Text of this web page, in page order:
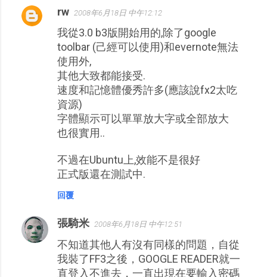
rw 2008年6月18日 中午12:12
我從3.0 b3版開始用的,除了google
toolbar (己經可以使用)和evernote無法
使用外,
其他大致都能接受.
速度和記憶體優秀許多(應該說fx2太吃
資源)
字體顯示可以單單放大字或全部放大
也很實用..
不過在Ubuntu上,效能不是很好
正式版還在測試中.
回覆
張騎米 2008年6月18日 中午12:51
不知道其他人有沒有同樣的問題，自從
我裝了FF3之後，GOOGLE READER就一
直登入不進去，一直出現在要輸入密碼